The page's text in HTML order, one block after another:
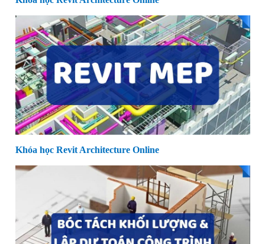
Khóa học Revit Architecture Online